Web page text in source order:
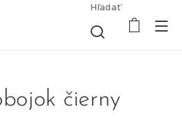
Hľadať
čierny